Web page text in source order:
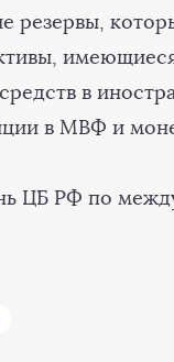
резервы,
в
в МВФ и
ЦБ РФ по